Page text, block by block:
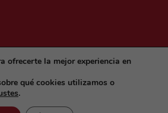
ofrecerte la mejor experiencia en
qué cookies utilizamos o
.